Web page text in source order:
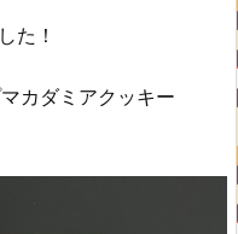
た！
カダミアクッキー